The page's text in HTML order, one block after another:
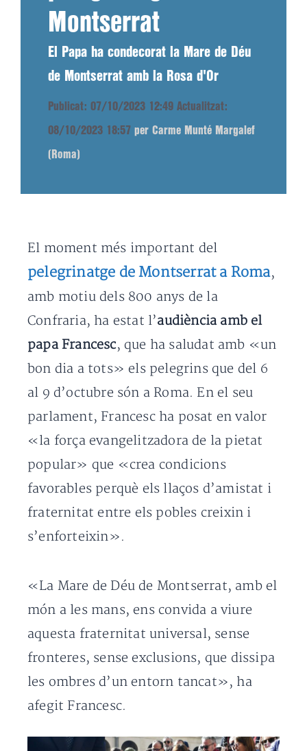
Montserrat
El Papa ha condecorat la Mare de Déu
de Montserrat amb la Rosa d'Or
Publicat: 07/10/2023 12:49 Actualitzat:
08/10/2023 18:57 per Carme Munté Margalef
(Roma)
El moment més important del
pelegrinatge de Montserrat a Roma,
amb motiu dels 800 anys de la
Confraria, ha estat l’audiència amb el
papa Francesc, que ha saludat amb «un
bon dia a tots» els pelegrins que del 6
al 9 d’octubre són a Roma. En el seu
parlament, Francesc ha posat en valor
«la força evangelitzadora de la pietat
popular» que «crea condicions
favorables perquè els llaços d’amistat i
fraternitat entre els pobles creixin i
s’enforteixin».
«La Mare de Déu de Montserrat, amb el
món a les mans, ens convida a viure
aquesta fraternitat universal, sense
fronteres, sense exclusions, que dissipa
les ombres d’un entorn tancat», ha
afegit Francesc.